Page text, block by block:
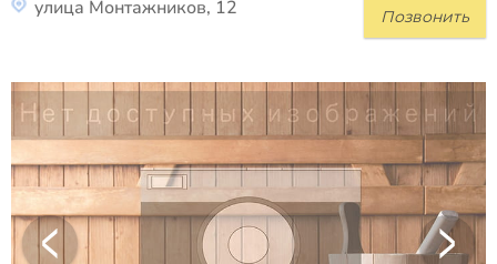
Позвонить
улица Монтажников, 12